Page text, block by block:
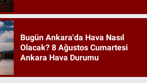
Bugün Ankara'da Hava Nasıl
Olacak? 8 Ağustos Cumartesi
Ankara Hava Durumu